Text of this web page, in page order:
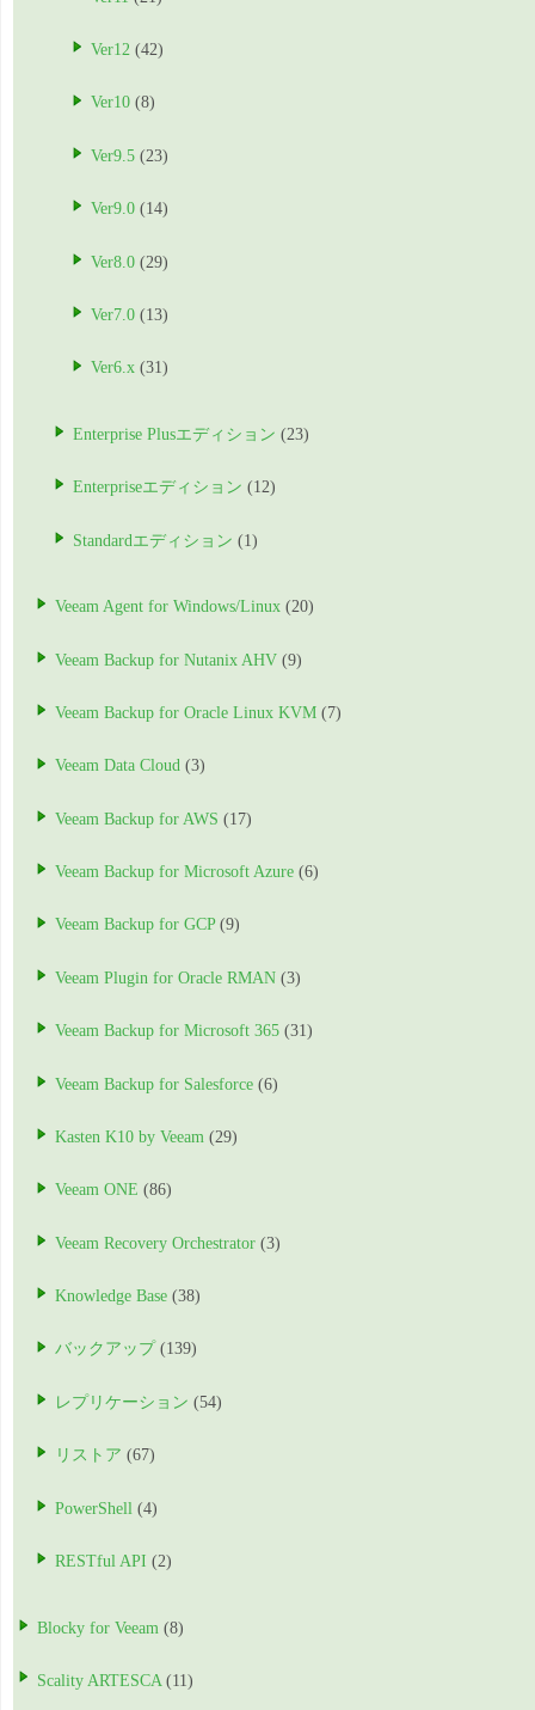
Ver12 (42)
Ver10 (8)
Ver9.5 (23)
Ver9.0 (14)
Ver8.0 (29)
Ver7.0 (13)
Ver6.x (31)
Enterprise Plusエディション (23)
Enterpriseエディション (12)
Standardエディション (1)
Veeam Agent for Windows/Linux (20)
Veeam Backup for Nutanix AHV (9)
Veeam Backup for Oracle Linux KVM (7)
Veeam Data Cloud (3)
Veeam Backup for AWS (17)
Veeam Backup for Microsoft Azure (6)
Veeam Backup for GCP(9)
Veeam Plugin for Oracle RMAN (3)
Veeam Backup for Microsoft 365 (31)
Veeam Backup for Salesforce (6)
Kasten K10 by Veeam (29)
Veeam ONE (86)
Veeam Recovery Orchestrator (3)
Knowledge Base (38)
バックアップ (139)
レプリケーション (54)
リストア (67)
PowerShell (4)
RESTful API (2)
Blocky for Veeam (8)
Scality ARTESCA (11)